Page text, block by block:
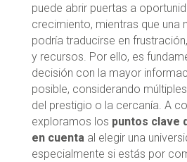
puede abrir puertas a
crecimiento, mientras que una
podría traducirse en
y recursos. Por ello, es
decisión con la mayor
posible, considerando
del prestigio o la cercanía. A
exploramos los puntos clave
en cuentaal elegir una
especialmente si estás por